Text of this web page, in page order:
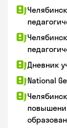
Дневник
National